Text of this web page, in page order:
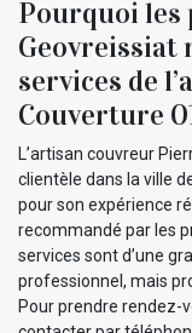
Pourquoi
Geovreissiat
services de
Couverture
L’artisan couvreur
clientèle dans la ville
pour son expérience
recommandé par les
services sont d’une
professionnel, mais
Pour prendre rendez-